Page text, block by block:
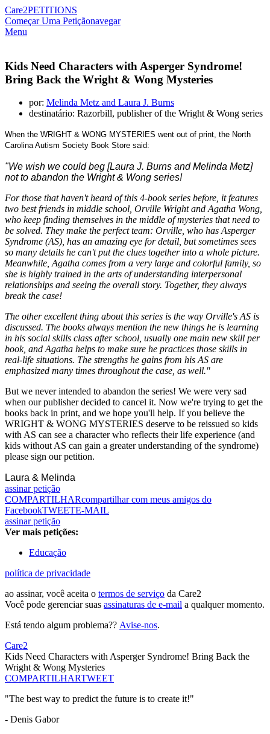
Care2PETITIONS
Começar Uma Petiçãonavegar
Menu
Kids Need Characters with Asperger Syndrome!
Bring Back the Wright & Wong Mysteries
por: Melinda Metz and Laura J. Burns
destinatário: Razorbill, publisher of the Wright & Wong series
When the WRIGHT & WONG MYSTERIES went out of print, the North
Carolina Autism Society Book Store said:
"We wish we could beg [Laura J. Burns and Melinda Metz]
not to abandon the Wright & Wong series!
For those that haven't heard of this 4-book series before, it features
two best friends in middle school, Orville Wrightand Agatha Wong,
who keep finding themselves in the middle of mysteries that need to
be solved. They make the perfect team: Orville, who has Asperger
Syndrome (AS), has an amazing eye for detail, but sometimes sees
so many details he can't put the clues together into a whole picture.
Meanwhile, Agatha comes from a very large and colorful family, so
she is highly trained in the arts of understanding interpersonal
relationships and seeing the overall story. Together, they always
break the case!
The other excellent thing about this series is the way Orville's AS is
discussed. The books always mention the new things he is learning
in his social skills class after school, usually one main new skill per
book, and Agatha helps to make sure he practices those skills in
real-life situations. The strengths he gains from his AS are
emphasized many times throughout the case, as well."
But we never intended to abandon the series! We were very sad
when our publisher decided to cancel it. Now we're trying to get the
books back in print, and we hope you'll help. If you believe the
WRIGHT & WONG MYSTERIES deserve to be reissued so kids
with AS can see a character who reflects their life experience (and
kids without AS can gain a greater understanding of the syndrome)
please sign our petition.
Laura & Melinda
assinar petição
COMPARTILHARcompartilhar com meus amigos do
FacebookTWEETE-MAIL
assinar petição
Ver mais petições:
Educação
política de privacidade
ao assinar, você aceita o termos de serviço da Care2
Você pode gerenciar suas assinaturas de e-mail a qualquer momento.
Está tendo algum problema?? Avise-nos.
Care2
Kids Need Characters with Asperger Syndrome! Bring Back the
Wright & Wong Mysteries
COMPARTILHARTWEET
"The best way to predict the future is to create it!"
- Denis Gabor